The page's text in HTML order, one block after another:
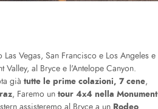
Vegas, San Francisco e Los Angeles e
al Bryce e l'Antelope Canyon.
già tutte le prime colazioni, 7 cene,
, Faremo un tour 4x4 nella Monument
Rodeo